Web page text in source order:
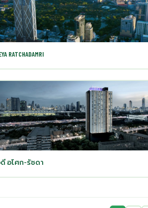
RATCHADAMRI
ดี อโศก-รัชดา